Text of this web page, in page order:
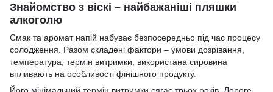
Знайомство з віскі – найбажаніші пляшки
алкоголю
Смак та аромат напій набуває безпосередньо під час процесу
солодження. Разом складені фактори – умови дозрівання,
температура, термін витримки, використана сировина
впливають на особливості фінішного продукту.